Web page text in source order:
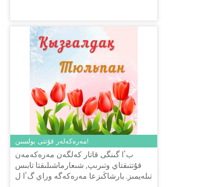
مەرەكەلەر قۇتتى بولسىن!
بٴا گىنگى قاتار كەلگەن مەرەكەمەن
قۇتتىقتاي وتىرىپ, شىعارماشىلىقتا تابىس
تىلەيمىز. بارشاڭىزعا مەرەكەگە وراي گٴا ل